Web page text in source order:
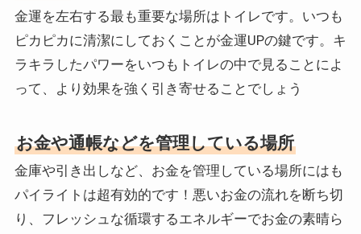
金運を左右する最も重要な場所はトイレです。いつも
ピカピカに清潔にしておくことが金運UPの鍵です。キ
ラキラしたパワーをいつもトイレの中で見ることによ
って、より効果を強く引き寄せることでしょう
お金や通帳などを管理している場所
金庫や引き出しなど、お金を管理している場所にはも
パイライトは超有効的です！悪いお金の流れを断ち切
り、フレッシュな循環するエネルギーでお金の素晴ら